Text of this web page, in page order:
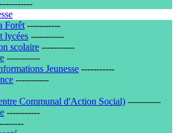
-----------
Forêt -----------
lycées -----------
scolaire -----------
-----------
Jeunesse -----------
-----------
Communal d'Action Social) -----------
-----------